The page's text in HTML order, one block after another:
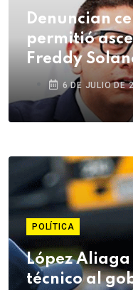
Denuncian
permitió
Freddy
6 DE JULIO DE
POLÍTICA
López
técnico al